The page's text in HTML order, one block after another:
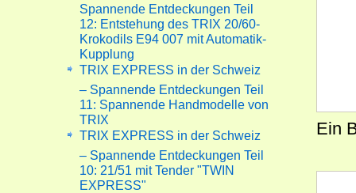
Ein
Spannende Entdeckungen Teil
12: Entstehung des TRIX 20/60-
Krokodils E94 007 mit Automatik-
Kupplung
TRIX EXPRESS in der Schweiz
– Spannende Entdeckungen Teil
11: Spannende Handmodelle von
TRIX
TRIX EXPRESS in der Schweiz
– Spannende Entdeckungen Teil
10: 21/51 mit Tender "TWIN
EXPRESS"